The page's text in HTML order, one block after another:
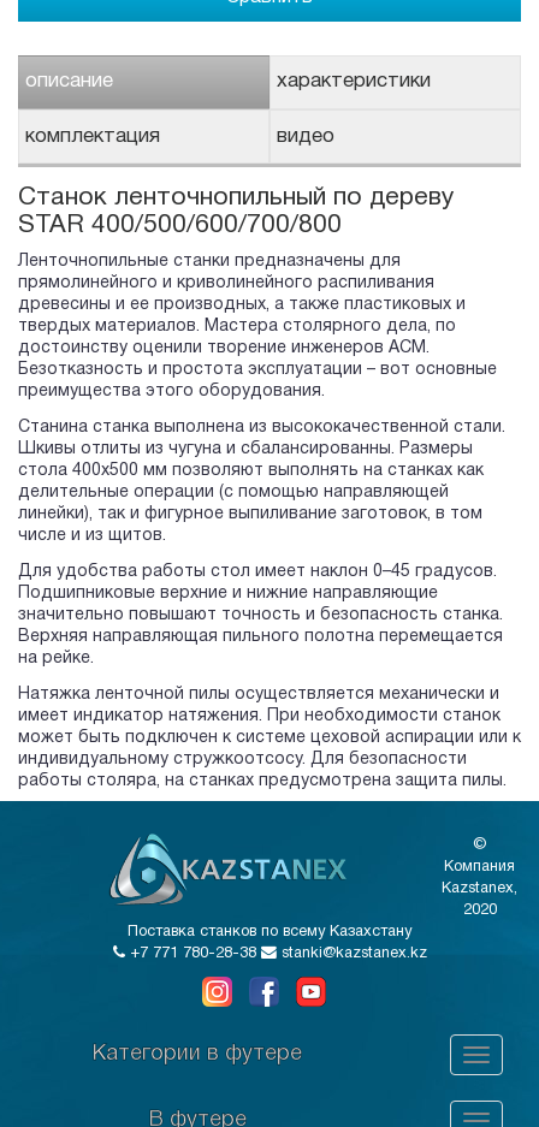
описание характеристики
комплектация видео
Cтанок ленточнопильный по дереву
STAR 400/500/600/700/800
Ленточнопильные станки предназначены для
прямолинейного и криволинейного распиливания
древесины и ее производных, а также пластиковых и
твердых материалов. Мастера столярного дела, по
достоинству оценили творение инженеров АСМ.
Безотказность и простота эксплуатации – вот основные
преимущества этого оборудования.
Станина станка выполнена из высококачественной стали.
Шкивы отлиты из чугуна и сбалансированны. Размеры
стола 400х500 мм позволяют выполнять на станках как
делительные операции (с помощью направляющей
линейки), так и фигурное выпиливание заготовок, в том
числе и из щитов.
Для удобства работы стол имеет наклон 0–45 градусов.
Подшипниковые верхние и нижние направляющие
значительно повышают точность и безопасность станка.
Верхняя направляющая пильного полотна перемещается
на рейке.
Натяжка ленточной пилы осуществляется механически и
имеет индикатор натяжения. При необходимости станок
может быть подключен к системе цеховой аспирации или к
индивидуальному стружкоотсосу. Для безопасности
работы столяра, на станках предусмотрена защита пилы.
©
Компания
Kazstanex,
2020
Поставка станков по всему Казахстану
+7 771 780-28-38
stanki@kazstanex.kz
Категории в футере
В футере